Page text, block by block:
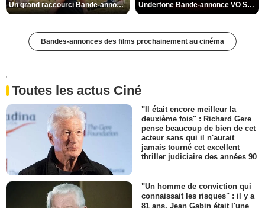
Un grand raccourci Bande-annonce VF Undertone Bande-annonce VO STFR
Bandes-annonces des films prochainement au cinéma
'
Toutes les actus Ciné
"Il était encore meilleur la
deuxième fois" : Richard Gere
pense beaucoup de bien de cet
acteur sans qui il n'aurait
jamais tourné cet excellent
thriller judiciaire des années 90
"Un homme de conviction qui
connaissait les risques" : il y a
81 ans, Jean Gabin était l'une